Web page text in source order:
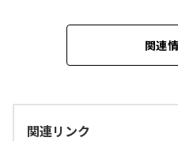
関連
関連リンク